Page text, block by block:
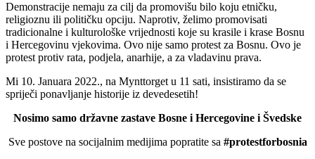
Demonstracije nemaju za cilj da promovišu bilo koju etničku,
religioznu ili političku opciju. Naprotiv, želimo promovisati
tradicionalne i kulturološke vrijednosti koje su krasile i krase Bosnu
i Hercegovinu vjekovima. Ovo nije samo protest za Bosnu. Ovo je
protest protiv rata, podjela, anarhije, a za vladavinu prava.
Mi 10. Januara 2022., na Mynttorget u 11 sati, insistiramo da se
spriječi ponavljanje historije iz devedesetih!
Nosimo samo državne zastave Bosne i Hercegovine i Švedske
Sve postove na socijalnim medijima popratite sa #protestforbosnia